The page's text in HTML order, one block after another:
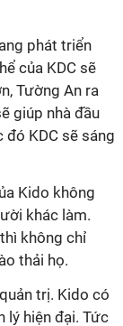
phát triển
của KDC sẽ
Tường An ra
giúp nhà đầu
đó KDC sẽ sáng
Kido không
khác làm.
không chỉ
thải họ.
trị. Kido có
lý hiện đại. Tức